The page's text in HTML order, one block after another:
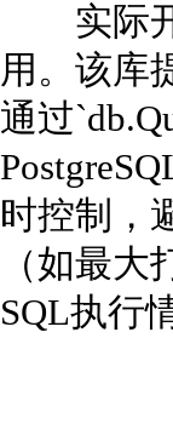
实际开
用。该库
通过
时控制，
（如最
SQL执行